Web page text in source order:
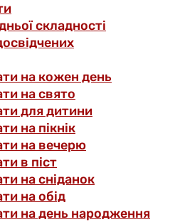
складності
на кожен день
на свято
для дитини
на пікнік
на вечерю
в піст
на сніданок
на обід
на день народження